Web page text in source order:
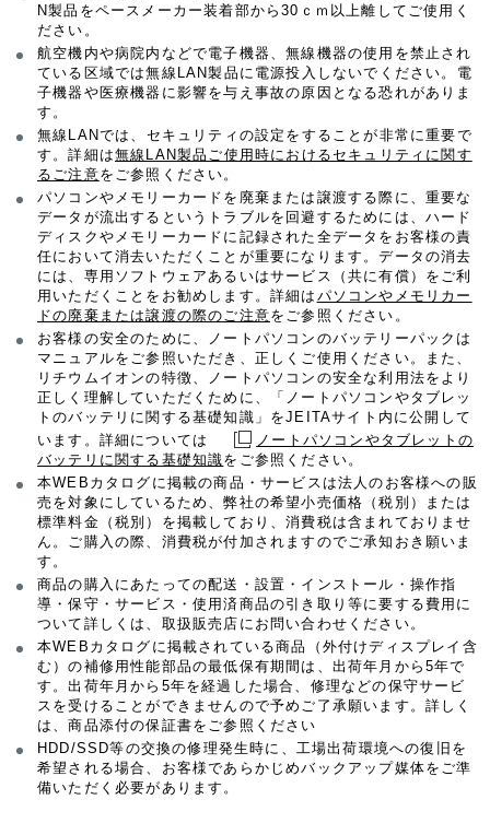
N製品をペースメーカー装着部から30ｃｍ以上離してご使用く
ださい。
航空機内や病院内などで電子機器、無線機器の使用を禁止され
ている区域では無線LAN製品に電源投入しないでください。電
子機器や医療機器に影響を与え事故の原因となる恐れがありま
す。
無線LANでは、セキュリティの設定をすることが非常に重要で
す。詳細は無線LAN製品ご使用時におけるセキュリティに関す
るご注意をご参照ください。
パソコンやメモリーカードを廃棄または譲渡する際に、重要な
データが流出するというトラブルを回避するためには、ハード
ディスクやメモリーカードに記録された全データをお客様の責
任において消去いただくことが重要になります。データの消去
には、専用ソフトウェアあるいはサービス（共に有償）をご利
用いただくことをお勧めします。詳細は パソコンやメモリカー
ドの廃棄または譲渡の際のご注意をご参照ください。
お客様の安全のために、ノートパソコンのバッテリーパックは
マニュアルをご参照いただき、正しくご使用ください。また、
リチウムイオンの特徴、ノートパソコンの安全な利用法をより
正しく理解していただくために、「ノートパソコンやタブレッ
トのバッテリに関する基礎知識」をJEITAサイト内に公開して
います。詳細については
ノートパソコンやタブレットの
バッテリに関する基礎知識をご参照ください。
本WEBカタログに掲載の商品・サービスは法人のお客様への販
売を対象にしているため、弊社の希望小売価格（税別）または
標準料金（税別）を掲載しており、消費税は含まれておりませ
ん。ご購入の際、消費税が付加されますのでご承知おき願いま
す。
商品の購入にあたっての配送・設置・インストール・操作指
導・保守・サービス・使用済商品の引き取り等に要する費用に
ついて詳しくは、取扱販売店にお問い合わせください。
本WEBカタログに掲載されている商品（外付けディスプレイ含
む）の補修用性能部品の最低保有期間は、出荷年月から5年で
す。出荷年月から5年を経過した場合、修理などの保守サービ
スを受けることができませんので予めご了承願います。詳しく
は、商品添付の保証書をご参照ください
HDD/SSD等の交換の修理発生時に、工場出荷環境への復旧を
希望される場合、お客様であらかじめバックアップ媒体をご準
備いただく必要があります。